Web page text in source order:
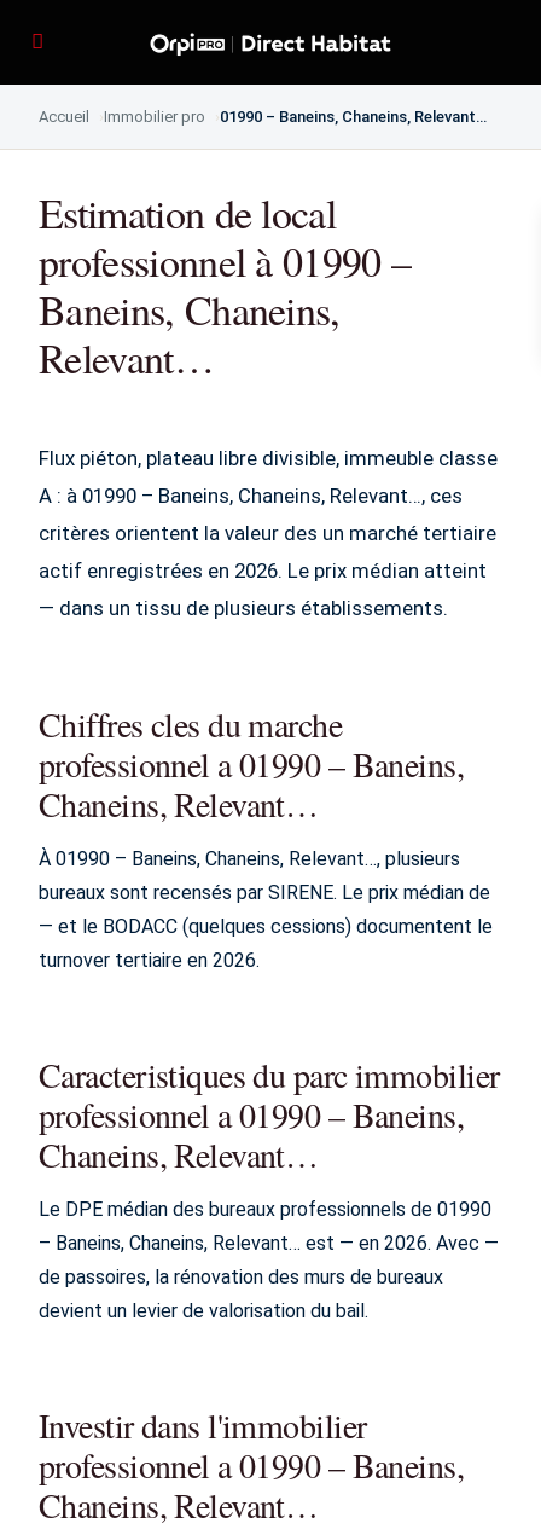
Accueil Immobilier pro 01990 – Baneins, Chaneins, Relevant…
Estimation de local
professionnel à 01990 –
Baneins, Chaneins,
Relevant…
Flux piéton, plateau libre divisible, immeuble classe
A : à 01990 – Baneins, Chaneins, Relevant…, ces
critères orientent la valeur des un marché tertiaire
actif enregistrées en 2026. Le prix médian atteint
— dans un tissu de plusieurs établissements.
Chiffres cles du marche
professionnel a 01990 – Baneins,
Chaneins, Relevant…
À 01990 – Baneins, Chaneins, Relevant…, plusieurs
bureaux sont recensés par SIRENE. Le prix médian de
— et le BODACC (quelques cessions) documentent le
turnover tertiaire en 2026.
Caracteristiques du parc immobilier
professionnel a 01990 – Baneins,
Chaneins, Relevant…
Le DPE médian des bureaux professionnels de 01990
– Baneins, Chaneins, Relevant… est — en 2026. Avec —
de passoires, la rénovation des murs de bureaux
devient un levier de valorisation du bail.
Investir dans l'immobilier
professionnel a 01990 – Baneins,
Chaneins, Relevant…